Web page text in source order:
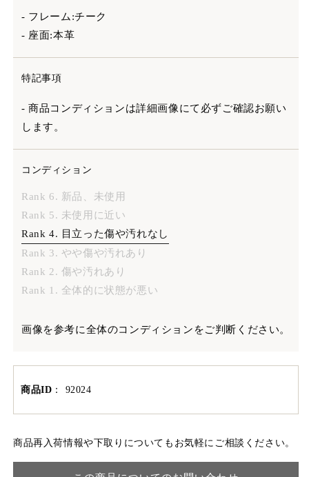
- フレーム:チーク
- 座面:本革
特記事項
- 商品コンディションは詳細画像にて必ずご確認お願い
します。
コンディション
Rank 6. 新品、未使用
Rank 5. 未使用に近い
Rank 4. 目立った傷や汚れなし
Rank 3. やや傷や汚れあり
Rank 2. 傷や汚れあり
Rank 1. 全体的に状態が悪い
画像を参考に全体のコンディションをご判断ください。
商品ID ： 92024
商品再入荷情報や下取りについてもお気軽にご相談ください。